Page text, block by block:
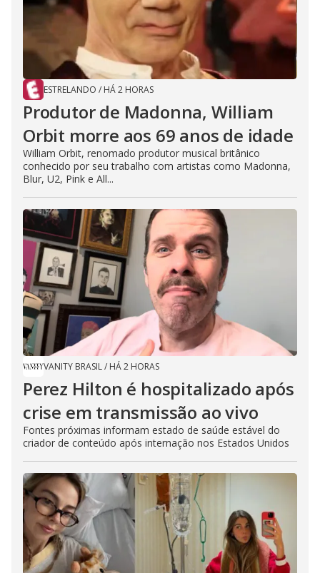
ESTRELANDO / HÁ 2 HORAS
Produtor de Madonna, William
Orbit morre aos 69 anos de idade
William Orbit, renomado produtor musical britânico
conhecido por seu trabalho com artistas como Madonna,
Blur, U2, Pink e All...
VANITY BRASIL/ HÁ 2 HORAS
Perez Hilton é hospitalizado após
crise em transmissão ao vivo
Fontes próximas informam estado de saúde estável do
criador de conteúdo após internação nos Estados Unidos